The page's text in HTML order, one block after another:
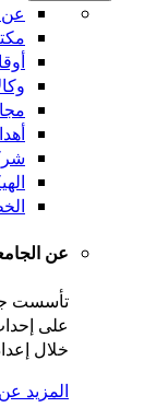
عن
عن
على
خلال
المزيد